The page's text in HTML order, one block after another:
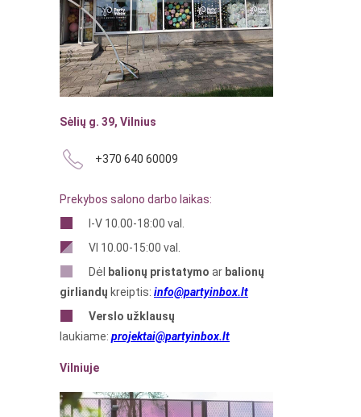
Sėlių g. 39, Vilnius
+370 640 60009
Prekybos salono darbo laikas:
I-V 10.00-18:00 val.
VI 10.00-15:00 val.
Dėl
balionų pristatymo ar balionų
girliandų kreiptis: info@partyinbox.lt
Verslo užklausų
laukiame: projektai@partyinbox.lt
Vilniuje